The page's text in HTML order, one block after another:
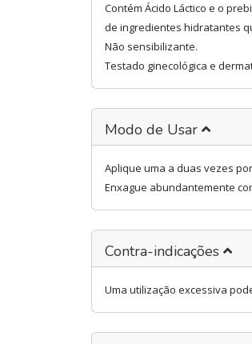
Contém Ácido Láctico e o
de ingredientes hidratantes
Não sensibilizante.
Testado ginecológica e
Modo de Usar
Aplique uma a duas vezes
Enxague abundantemente
Contra-indicações
Uma utilização excessiva